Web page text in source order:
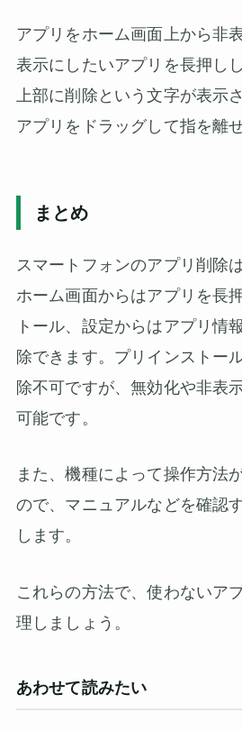
アプリをホーム画面上から非
表示にしたいアプリを長押し
上部に削除という文字が表示
アプリをドラッグして指を離
まとめ
スマートフォンのアプリ削除
ホーム画面からはアプリを長
トール、設定からはアプリ情
除できます。プリインストー
除不可ですが、無効化や非表
可能です。
また、機種によって操作方法
ので、マニュアルなどを確認
します。
これらの方法で、使わないア
理しましょう。
あわせて読みたい